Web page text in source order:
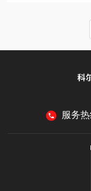
服务热